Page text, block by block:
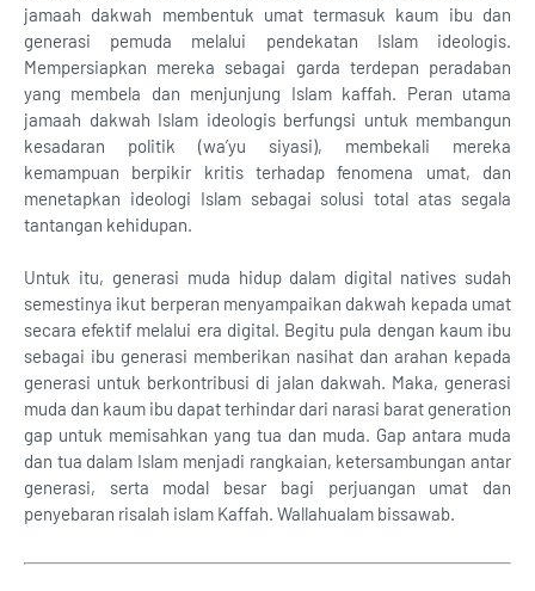
jamaah dakwah membentuk umat termasuk kaum ibu dan
generasi pemuda melalui pendekatan Islam ideologis.
Mempersiapkan mereka sebagai garda terdepan peradaban
yang membela dan menjunjung Islam kaffah. Peran utama
jamaah dakwah Islam ideologis berfungsi untuk membangun
kesadaran politik (wa’yu siyasi), membekali mereka
kemampuan berpikir kritis terhadap fenomena umat, dan
menetapkan ideologi Islam sebagai solusi total atas segala
tantangan kehidupan.
Untuk itu, generasi muda hidup dalam digital natives sudah
semestinya ikut berperan menyampaikan dakwah kepada umat
secara efektif melalui era digital. Begitu pula dengan kaum ibu
sebagai ibu generasi memberikan nasihat dan arahan kepada
generasi untuk berkontribusi di jalan dakwah. Maka, generasi
muda dan kaum ibu dapat terhindar dari narasi barat generation
gap untuk memisahkan yang tua dan muda. Gap antara muda
dan tua dalam Islam menjadi rangkaian, ketersambungan antar
generasi, serta modal besar bagi perjuangan umat dan
penyebaran risalah islam Kaffah. Wallahualam bissawab.